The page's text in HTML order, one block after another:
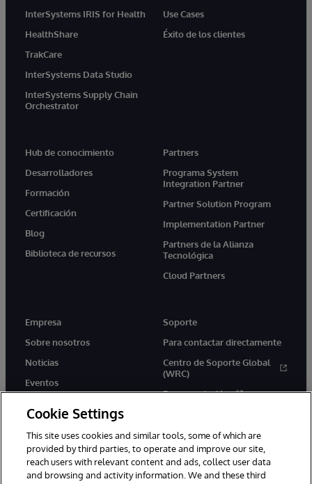
InterSystems IRIS for Health
HealthShare
TrakCare
InterSystems Data Studio
InterSystems Supply Chain
Orchestrator
Use Cases
Éxito de los clientes
Hub de conocimiento
Desarrolladores
Formación
Certificación
Blog
Biblioteca de recursos
Partners
Programa System
Integration Partner
Partner Solution Program
Implementation Partner
Partners de la Alianza
Tecnológica
Cloud Partners
Empresa
Sobre nosotros
Noticias
Eventos
Soporte
Para contactar directamente
Centro de Soporte Global
(WRC)
Documentación
Cookie Settings
This site uses cookies and similar tools, some of which are
provided by third parties, to operate and improve our site,
reach users with relevant content and ads, collect user data
and browsing and activity information. We and these third